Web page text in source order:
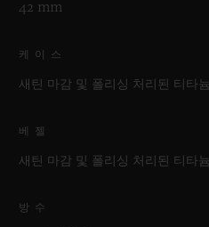
42 mm
케이스
새틴 마감 및 폴리싱 처리된 티타늄
베젤
새틴 마감 및 폴리싱 처리된 티타
방수